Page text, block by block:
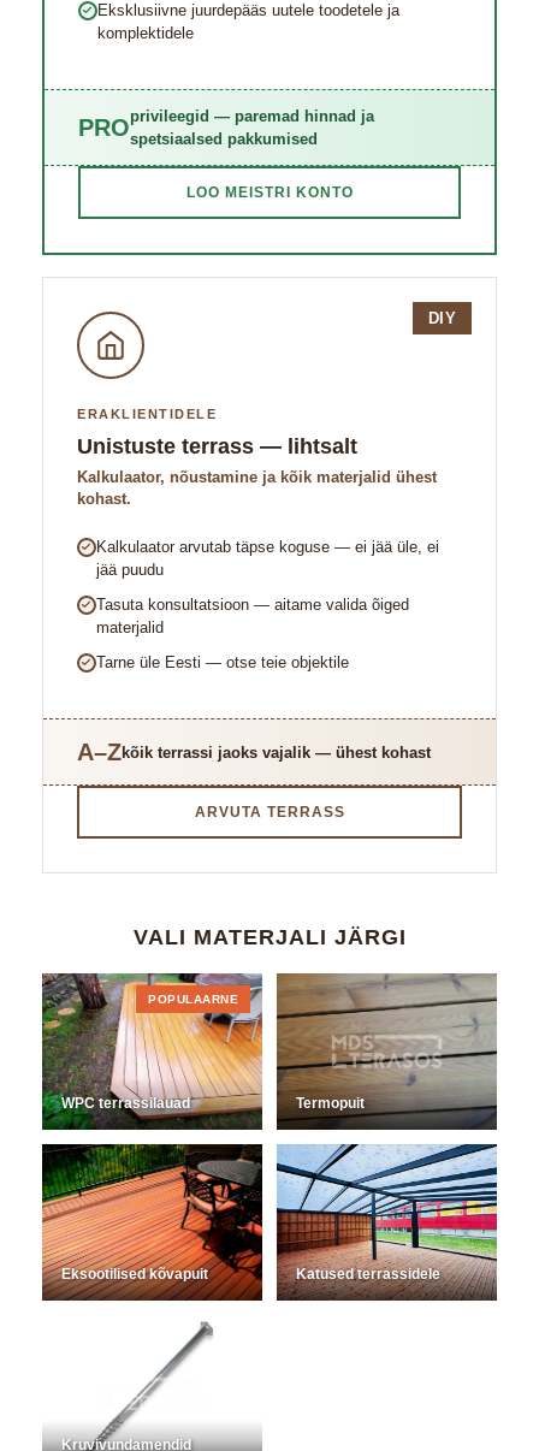
Eksklusiivne juurde​pääs uutele toodetele ja
komplektidele
PROprivileegid — paremad hinnad ja
spetsiaalsed pakkumised
LOO MEISTRI KONTO
DIY
ERAKLIENTIDELE
Unistuste terrass — lihtsalt
Kalkulaator, nõustamine ja kõik materjalid ühest
kohast.
Kalkulaator arvutab täpse koguse — ei jää üle, ei
jää puudu
Tasuta konsultatsioon — aitame valida õiged
materjalid
Tarne üle Eesti — otse teie objektile
A–Zkõik terrassi jaoks vajalik — ühest kohast
ARVUTA TERRASS
VALI MATERJALI JÄRGI
WPC terrassilauad
POPULAARNE
Termopuit
Eksootilised kõvapuit Katused terrassidele
Kruvivundamendid